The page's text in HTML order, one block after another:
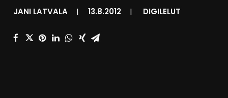
JANI LATVALA | 13.8.2012 | DIGILELUT